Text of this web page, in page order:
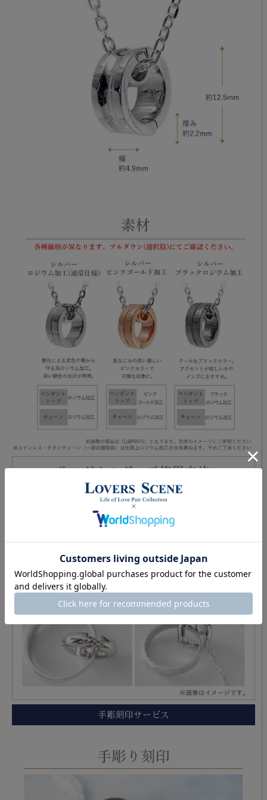
手彫刻印サービス